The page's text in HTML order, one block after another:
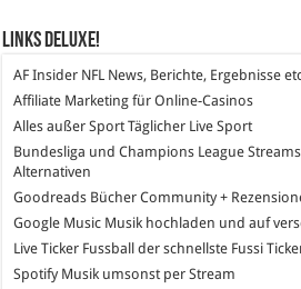
Links DeLuXe!
AF Insider NFL News, Berichte, Ergebnisse
Affiliate Marketing für Online-Casinos
Alles außer Sport Täglicher Live Sport
Bundesliga und Champions League Streams
Alternativen
Goodreads Bücher Community +
Google Music Musik hochladen und auf
Live Ticker Fussball der schnellste Fussi
SpotifyMusik umsonst per Stream